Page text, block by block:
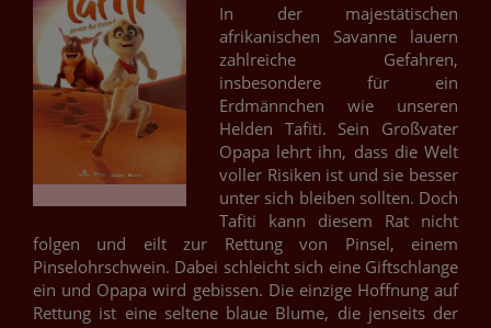
In der majestätischen
afrikanischen Savanne lauern
zahlreiche Gefahren,
insbesondere für ein
Erdmännchen wie unseren
Helden Tafiti. Sein Großvater
Opapa lehrt ihn, dass die Welt
voller Risiken ist und sie besser
unter sich bleiben sollten. Doch
Tafiti kann diesem Rat nicht
folgen und eilt zur Rettung von Pinsel, einem
Pinselohrschwein. Dabei schleicht sich eine Giftschlange
ein und Opapa wird gebissen. Die einzige Hoffnung auf
Rettung ist eine seltene blaue Blume, die jenseits der